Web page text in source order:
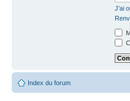
J’ai
Index du forum